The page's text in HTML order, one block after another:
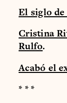
El siglo
Cristina
Rulfo.
Acabó el
* * *